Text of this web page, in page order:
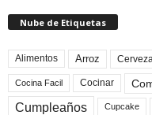
Nube de Etiquetas
Alimentos Arroz Cerveza
Cocina Facil Cocinar
Cumpleaños Cupcake